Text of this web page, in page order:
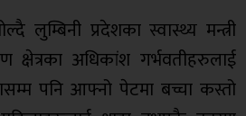
लुम्बिनी प्रदेशका स्वास्थ्य मन्त्री
क्षेत्रका अधिकांश गर्भवतीहरुलाई
पनि आफ्नो पेटमा बच्चा कस्तो